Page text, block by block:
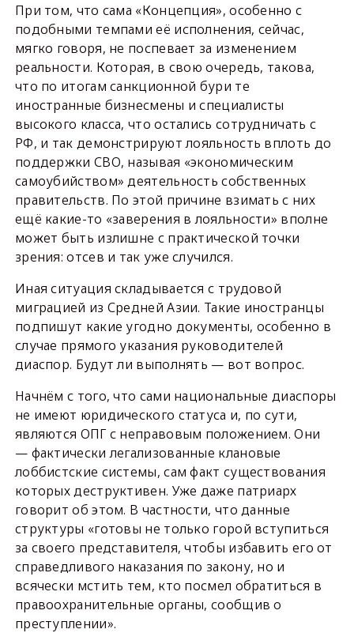
При том, что сама «Концепция», особенно с
подобными темпами её исполнения, сейчас,
мягко говоря, не поспевает за изменением
реальности. Которая, в свою очередь, такова,
что по итогам санкционной бури те
иностранные бизнесмены и специалисты
высокого класса, что остались сотрудничать с
РФ, и так демонстрируют лояльность вплоть до
поддержки СВО, называя «экономическим
самоубийством» деятельность собственных
правительств. По этой причине взимать с них
ещё какие-то «заверения в лояльности» вполне
может быть излишне с практической точки
зрения: отсев и так уже случился.
Иная ситуация складывается с трудовой
миграцией из Средней Азии. Такие иностранцы
подпишут какие угодно документы, особенно в
случае прямого указания руководителей
диаспор. Будут ли выполнять — вот вопрос.
Начнём с того, что сами национальные диаспоры
не имеют юридического статуса и, по сути,
являются ОПГ с неправовым положением. Они
— фактически легализованные клановые
лоббистские системы, сам факт существования
которых деструктивен. Уже даже патриарх
говорит об этом. В частности, что данные
структуры «готовы не только горой вступиться
за своего представителя, чтобы избавить его от
справедливого наказания по закону, но и
всячески мстить тем, кто посмел обратиться в
правоохранительные органы, сообщив о
преступлении».